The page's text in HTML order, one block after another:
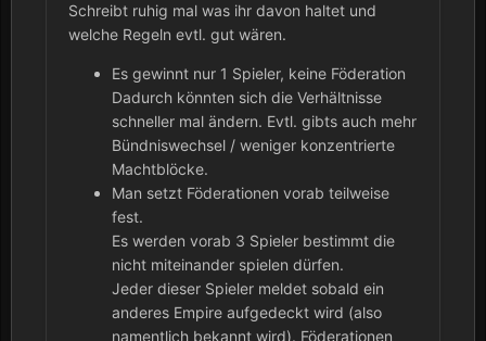
Schreibt ruhig mal was ihr davon haltet und
welche Regeln evtl. gut wären.
Es gewinnt nur 1 Spieler, keine Föderation
Dadurch könnten sich die Verhältnisse
schneller mal ändern. Evtl. gibts auch mehr
Bündniswechsel / weniger konzentrierte
Machtblöcke.
Man setzt Föderationen vorab teilweise
fest.
Es werden vorab 3 Spieler bestimmt die
nicht miteinander spielen dürfen.
Jeder dieser Spieler meldet sobald ein
anderes Empire aufgedeckt wird (also
namentlich bekannt wird). Föderationen